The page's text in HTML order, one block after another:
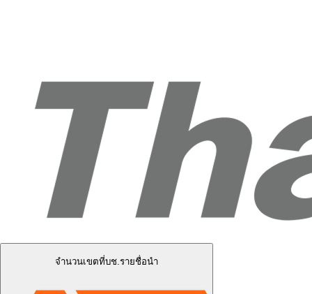
จำนวนเขตที่บช.รายชื่อนำ